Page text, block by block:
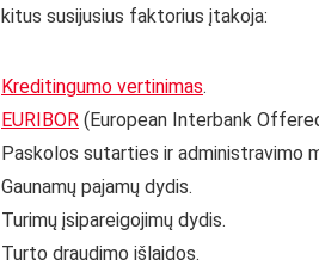
kitus susijusius faktorius įtakoja:
Kreditingumo vertinimas.
EURIBOR (European Interbank
Paskolos sutarties ir administravimo
Gaunamų pajamų dydis.
Turimų įsipareigojimų dydis.
Turto draudimo išlaidos.